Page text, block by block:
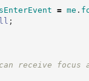
= me .
;
receive focus